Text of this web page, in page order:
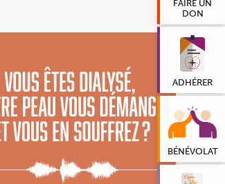
FAIRE UN
DON
ADHÉRER
BÉNÉVOLAT